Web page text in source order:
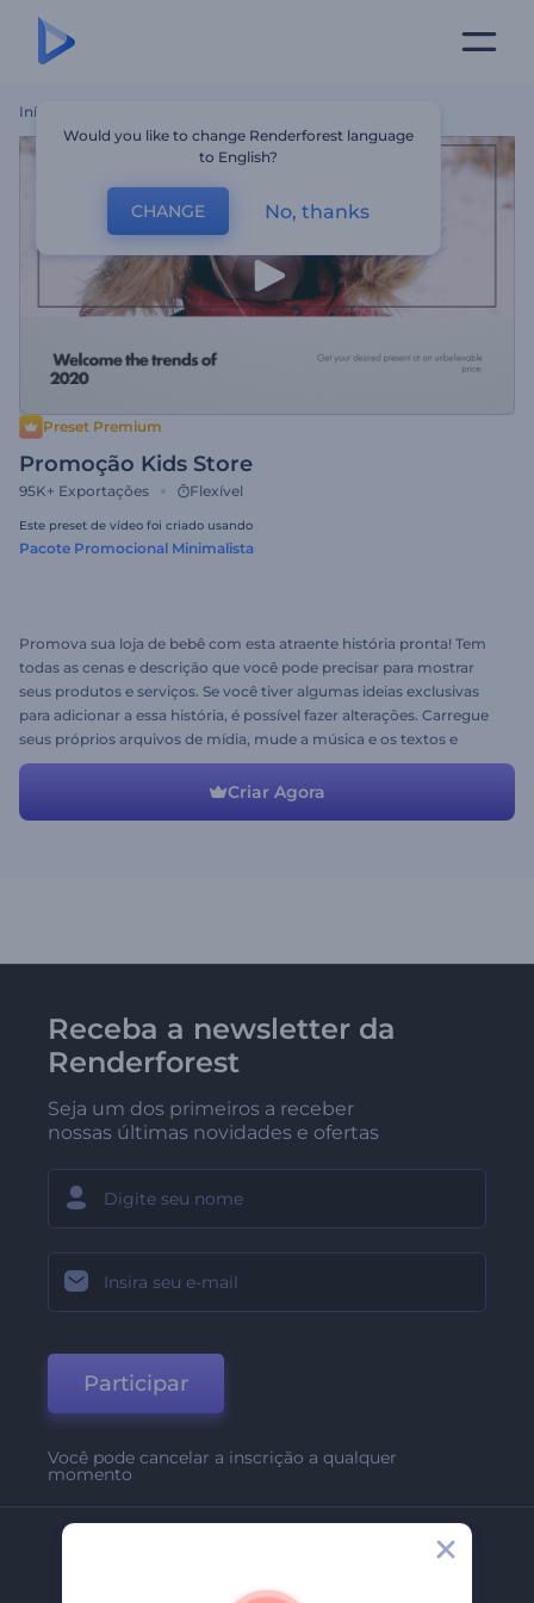
Início
Preset Premium
Promoção Kids Store
95K+ Exportações Flexível
Este preset de vídeo foi criado usando
Pacote Promocional Minimalista
Promova sua loja de bebê com esta atraente história pronta! Tem
todas as cenas e descrição que você pode precisar para mostrar
seus produtos e serviços. Se você tiver algumas ideias exclusivas
para adicionar a essa história, é possível fazer alterações. Carregue
seus próprios arquivos de mídia, mude a música e os textos e
obtenha o resultado desejado!
Criar Agora
Receba a newsletter da
Renderforest
Seja um dos primeiros a receber
nossas últimas novidades e ofertas
Participar
Você pode cancelar a inscrição a qualquer
momento
Sobre Nós
Would you like to change Renderforest language
to English?
CHANGE No, thanks